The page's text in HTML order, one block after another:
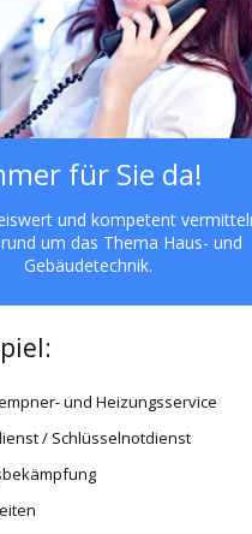
für Sie da!
und kompetent
um das Thema Haus- und
Gebäudetechnik.
und Heizungsservice
/ Schlüsselnotdienst